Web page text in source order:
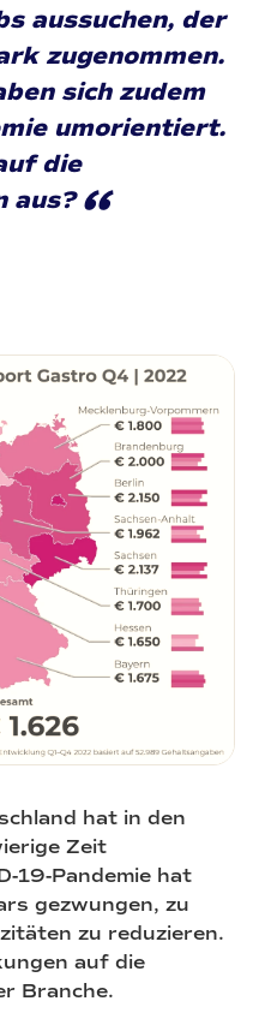
aussuchen, der
zugenommen.
sich zudem
umorientiert.
die
aus?“
hat in den
Zeit
19-Pandemie hat
gezwungen, zu
zu reduzieren.
auf die
Branche.